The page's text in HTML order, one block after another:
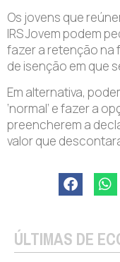
Os jovens que
IRS Jovem podem
fazer a retenção na
de isenção em que
Em alternativa,
‘normal’ e fazer a
preencherem a
valor que
ÚLTIMAS DE